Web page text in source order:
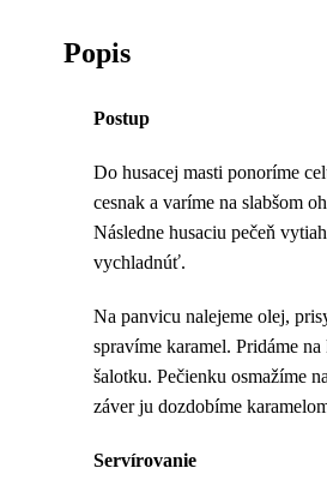
Popis
Postup
Do husacej masti ponoríme
cesnak a varíme na slabšom
Následne husaciu pečeň
vychladnúť.
Na panvicu nalejeme olej,
spravíme karamel. Pridáme
šalotku. Pečienku osmažíme
záver ju dozdobíme
Servírovanie